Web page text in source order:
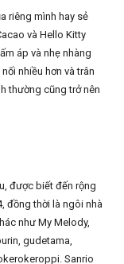
riêng mình hay sẻ
và Hello Kitty
áp và nhẹ nhàng
nhiều hơn và trân
thường cũng trở nên
được biết đến rộng
đồng thời là ngôi nhà
như My Melody,
gudetama,
Sanrio